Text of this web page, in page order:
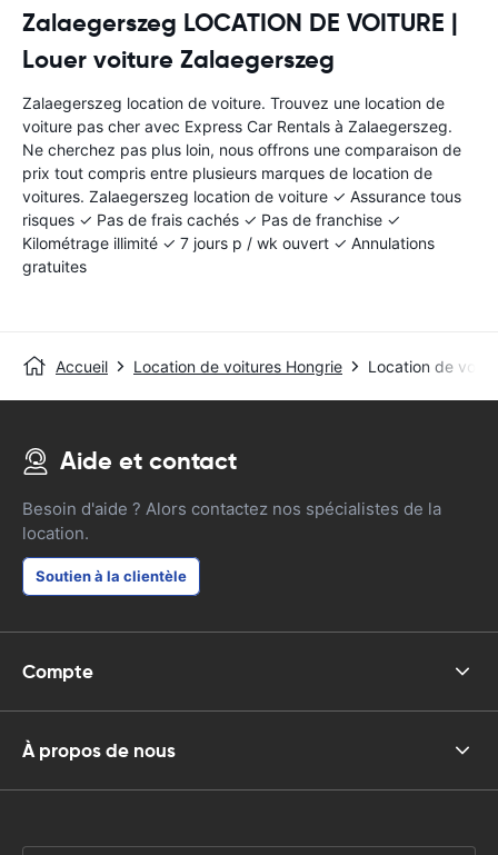
Zalaegerszeg LOCATION DE VOITURE |
Louer voiture Zalaegerszeg
Zalaegerszeg location de voiture. Trouvez une location de
voiture pas cher avec Express Car Rentals à Zalaegerszeg.
Ne cherchez pas plus loin, nous offrons une comparaison de
prix tout compris entre plusieurs marques de location de
voitures. Zalaegerszeg location de voiture ✓ Assurance tous
risques ✓ Pas de frais cachés ✓ Pas de franchise ✓
Kilométrage illimité ✓ 7 jours p / wk ouvert ✓ Annulations
gratuites
Accueil Location de voitures Hongrie Location de
Aide et contact
Besoin d'aide ? Alors contactez nos spécialistes de la
location.
Soutien à la clientèle
Compte
À propos de nous